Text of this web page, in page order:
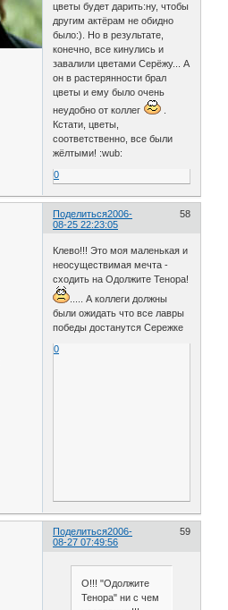
цветы будет дарить:ну, чтобы
другим актёрам не обидно
было:). Но в результате,
конечно, все кинулись и
завалили цветами Серёжу... А
он в растерянности брал
цветы и ему было очень
неудобно от коллег
Кстати, цветы,
соответственно, все были
жёлтыми! :wub:
0
Поделиться 58
2006-
08-25 22:23:05
Клево!!! Это моя маленькая и
неосуществимая мечта -
сходить на Одолжите Тенора!
..... А коллеги должны
были ожидать что все лавры
победы достанутся Сережке
0
Поделиться 59
2006-
08-27 07:49:56
О!!! "Одолжите
Тенора" ни с чем